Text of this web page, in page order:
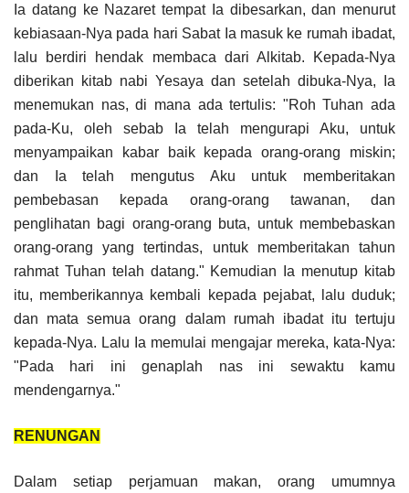
Ia datang ke Nazaret tempat Ia dibesarkan, dan menurut
kebiasaan-Nya pada hari Sabat Ia masuk ke rumah ibadat,
lalu berdiri hendak membaca dari Alkitab. Kepada-Nya
diberikan kitab nabi Yesaya dan setelah dibuka-Nya, Ia
menemukan nas, di mana ada tertulis: "Roh Tuhan ada
pada-Ku, oleh sebab Ia telah mengurapi Aku, untuk
menyampaikan kabar baik kepada orang-orang miskin;
dan Ia telah mengutus Aku untuk memberitakan
pembebasan kepada orang-orang tawanan, dan
penglihatan bagi orang-orang buta, untuk membebaskan
orang-orang yang tertindas, untuk memberitakan tahun
rahmat Tuhan telah datang." Kemudian Ia menutup kitab
itu, memberikannya kembali kepada pejabat, lalu duduk;
dan mata semua orang dalam rumah ibadat itu tertuju
kepada-Nya. Lalu Ia memulai mengajar mereka, kata-Nya:
"Pada hari ini genaplah nas ini sewaktu kamu
mendengarnya."
RENUNGAN
Dalam setiap perjamuan makan, orang umumnya